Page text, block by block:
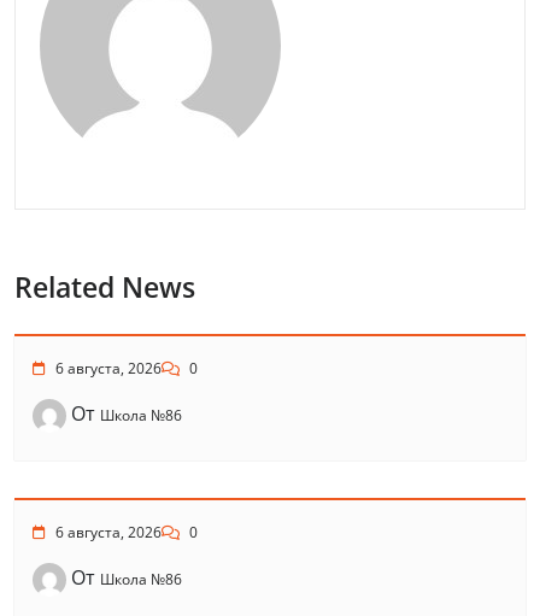
Related News
6 августа, 2026 0
От Школа №86
6 августа, 2026 0
От Школа №86